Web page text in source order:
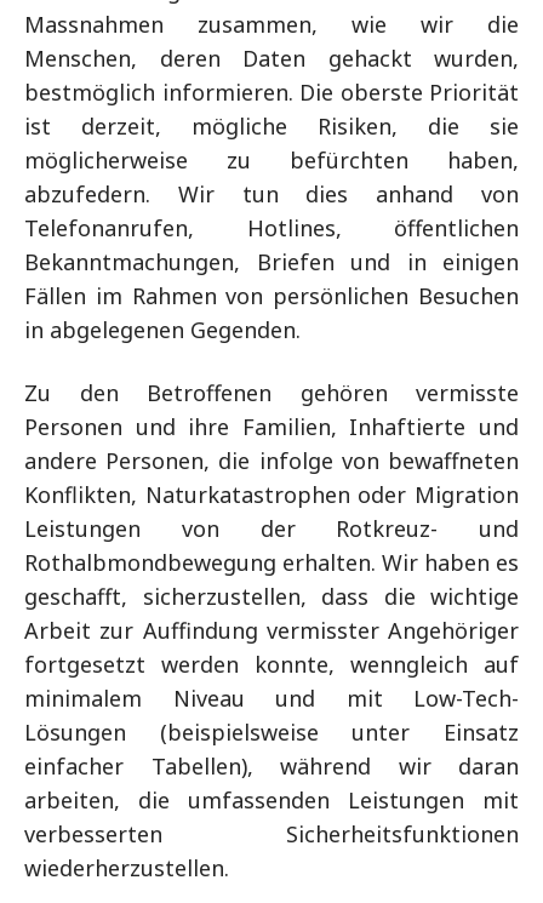
Massnahmen zusammen, wie wir die
Menschen, deren Daten gehackt wurden,
bestmöglich informieren. Die oberste Priorität
ist derzeit, mögliche Risiken, die sie
möglicherweise zu befürchten haben,
abzufedern. Wir tun dies anhand von
Telefonanrufen, Hotlines, öffentlichen
Bekanntmachungen, Briefen und in einigen
Fällen im Rahmen von persönlichen Besuchen
in abgelegenen Gegenden.
Zu den Betroffenen gehören vermisste
Personen und ihre Familien, Inhaftierte und
andere Personen, die infolge von bewaffneten
Konflikten, Naturkatastrophen oder Migration
Leistungen von der Rotkreuz- und
Rothalbmondbewegung erhalten. Wir haben es
geschafft, sicherzustellen, dass die wichtige
Arbeit zur Auffindung vermisster Angehöriger
fortgesetzt werden konnte, wenngleich auf
minimalem Niveau und mit Low-Tech-
Lösungen (beispielsweise unter Einsatz
einfacher Tabellen), während wir daran
arbeiten, die umfassenden Leistungen mit
verbesserten Sicherheitsfunktionen
wiederherzustellen.